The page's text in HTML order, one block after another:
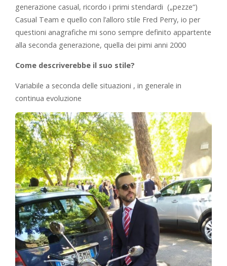
generazione casual, ricordo i primi stendardi („pezze“)
Casual Team e quello con l’alloro stile Fred Perry, io per
questioni anagrafiche mi sono sempre definito appartente
alla seconda generazione, quella dei pimi anni 2000
Come descriverebbe il suo stile?
Variabile a seconda delle situazioni , in generale in
continua evoluzione